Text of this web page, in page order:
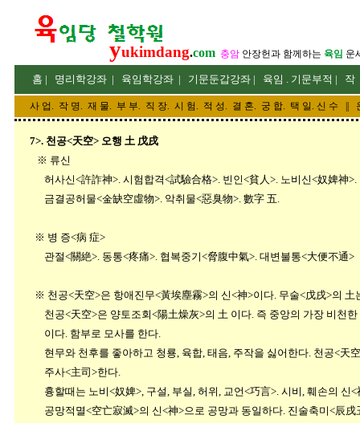
yukimdang.com 충암 안장헌과 함께하는 육임 운
홈 | 명리 학강좌 | 육임학강좌 | 기문둔갑강좌 | 육임 . 기문부적 | 작
사 업 . 작 명. 재 물. 부 부. 직 장. 시 험. 적 성. 결 혼. 궁 합. 택 일. 신 수
7>. 천공<天空> 오행 土 戊戌
※ 류신
허사신<許詐神>. 시험합격<試驗合格>. 빈인<貧人>. 노비신<奴婢神>.
금결공허물<金缺空虛物>. 악취물<惡臭物>. 數字 五.
※ 병 증<病 症>
관절<關絶>. 동통<疼痛>. 협복중기<脅腹中氣>. 대변불통<大便不通>
※ 천공<天空>은 항애진무<黃埃塵霧>의 신<神>이다. 무술<戊戌>의 土
천공<天空>은 양토조회<陽土燥灰>의 土 이다. 즉 중앙의 가장 비천한
이다. 함부로 모사를 한다.
현무와 천후를 좋아하고 청룡, 육합, 태음, 주작을 싫어한다. 천공<天空
주사<主司>한다.
흉할때는 노비<奴婢>, 구설, 부실, 허위, 교언<巧言>.
공망적멸<空亡寂滅>의 신<神>으로 공망과 동일하다. 진술축미<辰戌